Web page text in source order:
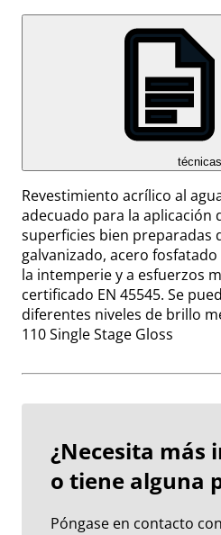
técnicas
Revestimiento acrílico al
adecuado para la aplicación
superficies bien preparadas
galvanizado, acero
la intemperie y a esfuerzos
certificado EN 45545. Se
diferentes niveles de brillo
110 Single Stage Gloss
¿Necesita más
o tiene alguna
Póngase en contacto